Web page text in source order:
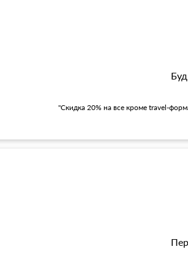
"Скидка 20% на все кроме travel-